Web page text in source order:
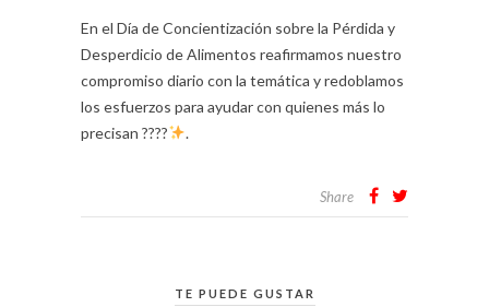
En el Día de Concientización sobre la Pérdida y
Desperdicio de Alimentos reafirmamos nuestro
compromiso diario con la temática y redoblamos
los esfuerzos para ayudar con quienes más lo
precisan ????
.
Share
TE PUEDE GUSTAR